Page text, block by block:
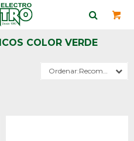
COLOR VERDE
Recomendados